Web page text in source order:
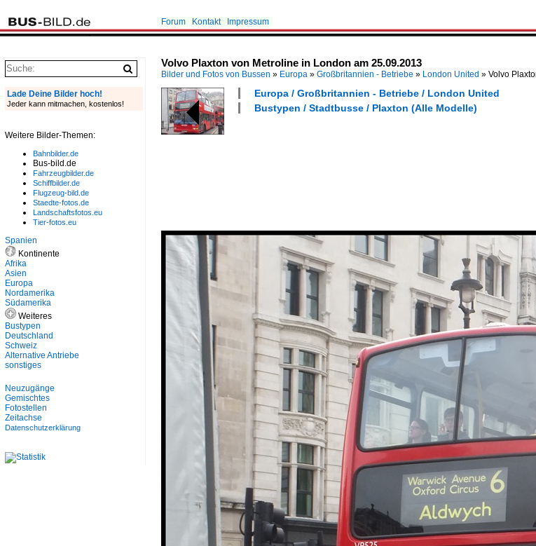
Forum Kontakt Impressum
Volvo Plaxton von Metroline in London am 25.09.2013
Bilder und Fotos von Bussen » Europa » Großbritannien - Betriebe » London United » Volvo
Europa / Großbritannien - Betriebe / London United
Bustypen / Stadtbusse / Plaxton (Alle Modelle)
Lade Deine Bilder hoch!
Jeder kann mitmachen, kostenlos!
Weitere Bilder-Themen:
Bahnbilder.de
Bus-bild.de
Fahrzeugbilder.de
Schiffbilder.de
Flugzeug-bild.de
Staedte-fotos.de
Landschaftsfotos.eu
Tier-fotos.eu
Spanien
Kontinente
Afrika
Asien
Europa
Nordamerika
Südamerika
Weiteres
Bustypen
Deutschland
Schweiz
Alternative Antriebe
sonstiges
Neuzugänge
Gemischtes
Fotostellen
Zeitachse
Datenschutzerklärung